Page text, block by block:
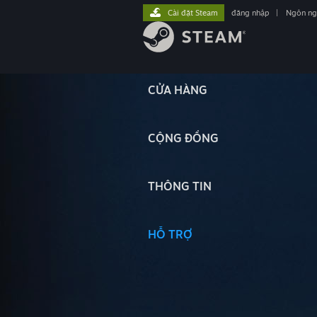
CỬA HÀNG
CỘNG ĐỒNG
THÔNG TIN
HỖ TRỢ
Cài đặt Steam đăng nhập Ngôn